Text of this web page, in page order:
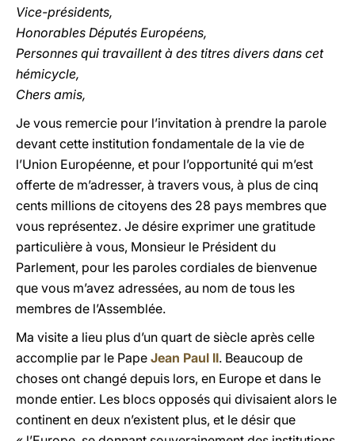
Vice-présidents,
Honorables Députés Européens,
Personnes qui travaillent à des titres divers dans cet
hémicycle,
Chers amis,
Je vous remercie pour l’invitation à prendre la parole
devant cette institution fondamentale de la vie de
l’Union Européenne, et pour l’opportunité qui m’est
offerte de m’adresser, à travers vous, à plus de cinq
cents millions de citoyens des 28 pays membres que
vous représentez. Je désire exprimer une gratitude
particulière à vous, Monsieur le Président du
Parlement, pour les paroles cordiales de bienvenue
que vous m’avez adressées, au nom de tous les
membres de l’Assemblée.
Ma visite a lieu plus d’un quart de siècle après celle
accomplie par le Pape Jean Paul II. Beaucoup de
choses ont changé depuis lors, en Europe et dans le
monde entier. Les blocs opposés qui divisaient alors le
continent en deux n’existent plus, et le désir que